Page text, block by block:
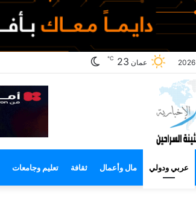
الوضع
عمان 23
℃
عربي ودولي مال وأعمال ثقافة تعليم وجامعات